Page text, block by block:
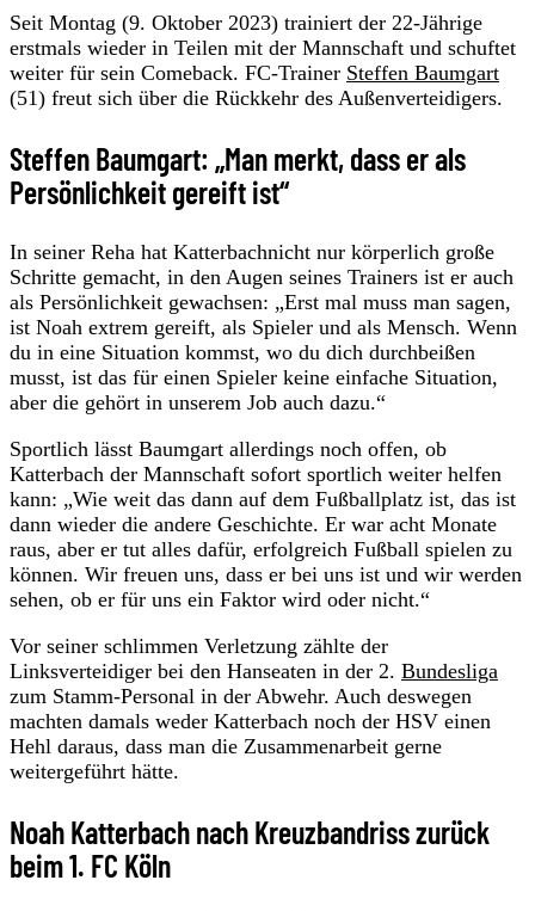
Seit Montag (9. Oktober 2023) trainiert der 22-Jährige
erstmals wieder in Teilen mit der Mannschaft und schuftet
weiter für sein Comeback. FC-Trainer Steffen Baumgart
(51) freut sich über die Rückkehr des Außenverteidigers.
Steffen Baumgart: „Man merkt, dass er als
Persönlichkeit gereift ist“
In seiner Reha hat Katterbachnicht nur körperlich große
Schritte gemacht, in den Augen seines Trainers ist er auch
als Persönlichkeit gewachsen: „Erst mal muss man sagen,
ist Noah extrem gereift, als Spieler und als Mensch. Wenn
du in eine Situation kommst, wo du dich durchbeißen
musst, ist das für einen Spieler keine einfache Situation,
aber die gehört in unserem Job auch dazu.“
Sportlich lässt Baumgart allerdings noch offen, ob
Katterbach der Mannschaft sofort sportlich weiter helfen
kann: „Wie weit das dann auf dem Fußballplatz ist, das ist
dann wieder die andere Geschichte. Er war acht Monate
raus, aber er tut alles dafür, erfolgreich Fußball spielen zu
können. Wir freuen uns, dass er bei uns ist und wir werden
sehen, ob er für uns ein Faktor wird oder nicht.“
Vor seiner schlimmen Verletzung zählte der
Linksverteidiger bei den Hanseaten in der 2. Bundesliga
zum Stamm-Personal in der Abwehr. Auch deswegen
machten damals weder Katterbach noch der HSV einen
Hehl daraus, dass man die Zusammenarbeit gerne
weitergeführt hätte.
Noah Katterbach nach Kreuzbandriss zurück
beim 1. FC Köln